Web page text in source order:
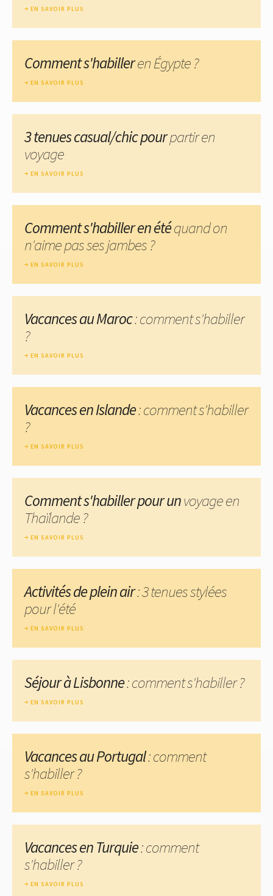
EN SAVOIR PLUS
Comment s'habilleren Égypte ?
EN SAVOIR PLUS
3 tenues casual/chic pourpartir en
voyage
EN SAVOIR PLUS
Comment s'habiller en étéquand on
n'aime pas ses jambes ?
EN SAVOIR PLUS
Vacances au Maroc: comment s'habiller
?
EN SAVOIR PLUS
Vacances en Islande: comment s'habiller
?
EN SAVOIR PLUS
Comment s'habiller pour unvoyage en
Thaïlande ?
EN SAVOIR PLUS
Activités de plein air: 3 tenues stylées
pour l'été
EN SAVOIR PLUS
Séjour à Lisbonne: comment s'habiller ?
EN SAVOIR PLUS
Vacances au Portugal: comment
s'habiller ?
EN SAVOIR PLUS
Vacances en Turquie: comment
s'habiller ?
EN SAVOIR PLUS